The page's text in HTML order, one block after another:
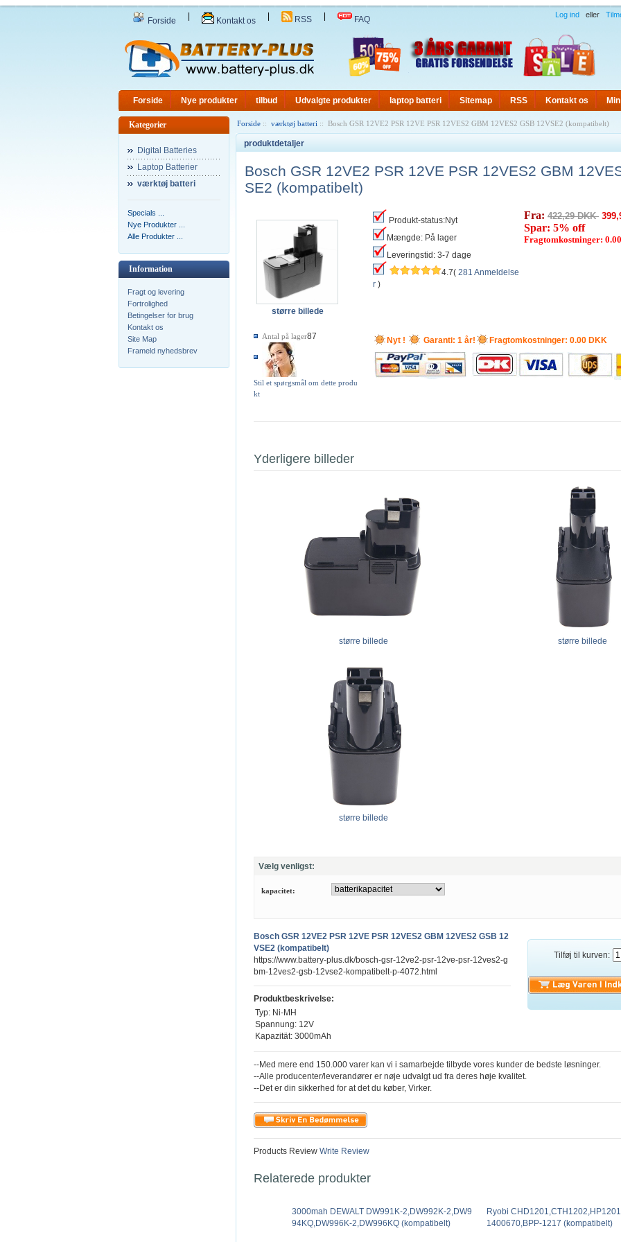
Forside Kontakt os RSS FAQ Log ind eller
Forside Nye produkter tilbud Udvalgte produkter laptop batteri Sitemap RSS Kontakt os
Kategorier
Digital Batteries
Laptop Batterier
værktøj batteri
Specials ...
Nye Produkter ...
Alle Produkter ...
Information
Fragt og levering
Fortrolighed
Betingelser for brug
Kontakt os
Site Map
Frameld nyhedsbrev
Forside :: værktøj batteri :: Bosch GSR 12VE2 PSR 12VE PSR 12VES2 GBM 12VES2 GSB 12VSE2 (kompatibelt)
produktdetaljer
Bosch GSR 12VE2 PSR 12VE PSR 12VES2 GBM
SE2 (kompatibelt)
større billede
Antal på lager87
Stil et spørgsmål om dette produ
kt
Produkt-status:Nyt
Mængde: På lager
Leveringstid: 3-7 dage
4.7( 281 Anmeldelse
r )
Fra: 422,29 DKK
Spar: 5% off
Fragtomkostninger:
Nyt ! Garanti: 1 år! Fragtomkostninger: 0.00 DKK
Yderligere billeder
større billede større billede
større billede
Vælg venligst:
kapacitet:
Tilføj til kurven:
Bosch GSR 12VE2 PSR 12VE PSR 12VES2 GBM 12VES2 GSB 12
VSE2 (kompatibelt)
https://www.battery-plus.dk/bosch-gsr-12ve2-psr-12ve-psr-12ves2-g
bm-12ves2-gsb-12vse2-kompatibelt-p-4072.html
Produktbeskrivelse:
Typ: Ni-MH
Spannung: 12V
Kapazität: 3000mAh
--Med mere end 150.000 varer kan vi i samarbejde tilbyde vores kunder de bedste løsninger.
--Alle producenter/leverandører er nøje udvalgt ud fra deres høje kvalitet.
--Det er din sikkerhed for at det du køber, Virker.
Products Review Write Review
Relaterede produkter
3000mah DEWALT DW991K-2,DW992K-2,DW9
94KQ,DW996K-2,DW996KQ (kompatibelt)
Ryobi
1400670,BPP-1217 (kompatibelt)